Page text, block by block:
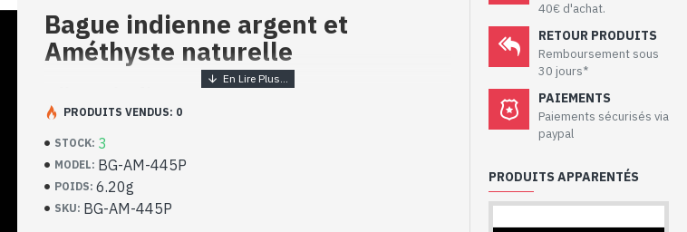
Bague indienne argent et
Améthyste naturelle
Bijoux indiens artisanaux - Bague
argent massif et Améthyste
- Bague en argent véritable 925/1000
- Faite à Jaipur ( INDE )
- Pierre sertie, taillée à la main, forme ovale
- Taille de la pierre : 19mm x 10mm approx
STOCK: 3
MODEL: BG-AM-445P
POIDS: 6.20g
SKU: BG-AM-445P
PRODUITS VENDUS: 0
40€ d'achat.
RETOUR PRODUITS
Remboursement sous
30 jours*
PAIEMENTS
Paiements sécurisés via
paypal
PRODUITS APPARENTÉS